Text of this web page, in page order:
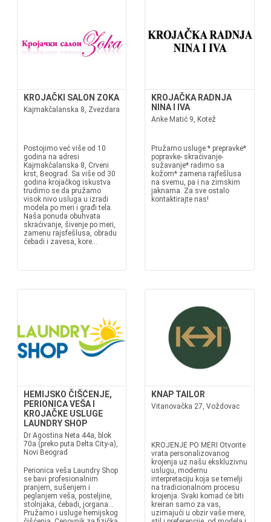
KROJAČKI SALON ZOKA
Kajmakčalanska 8, Zvezdara
Postojimo već više od 10
godina na adresi
Kajmakčalanska 8, Crveni
krst, Beograd. Sa više od 30
godina krojačkog iskustva
trudimo se da pružamo
visok nivo usluga u izradi
modela po meri i građi tela.
Naša ponuda obuhvata
skraćivanje, šivenje po meri,
zamenu rajsfešlusa, obradu
ćebadi i zavesa, kore...
KROJAČKA RADNJA
NINA I IVA
Anke Matić 9, Kotež
Pružamo usluge:* prepravke*
popravke- skraćivanje-
sužavanje* radimo sa
kožom* zamena rajfešlusa
na svemu, pa i na zimskim
jaknama. Za sve ostalo
kontaktirajte nas!
HEMIJSKO ČIŠĆENJE,
PERIONICA VEŠA I
KROJAČKE USLUGE
LAUNDRY SHOP
Dr Agostina Neta 44a, blok
70a (preko puta Delta City-a),
Novi Beograd
Perionica veša Laundry Shop
se bavi profesionalnim
pranjem, sušenjem i
peglanjem veša, posteljine,
stolnjaka, ćebadi, jorgana...
Pružamo i usluge hemijskog
KNAP TAILOR
Vitanovačka 27, Voždovac
KROJENJE PO MERI Otvorite
vrata personalizovanog
krojenja uz našu ekskluzivnu
uslugu, modernu
interpretaciju koja se temelji
na tradicionalnom procesu
krojenja. Svaki komad će biti
kreiran samo za vas,
uzimajući u obzir vaše mere,